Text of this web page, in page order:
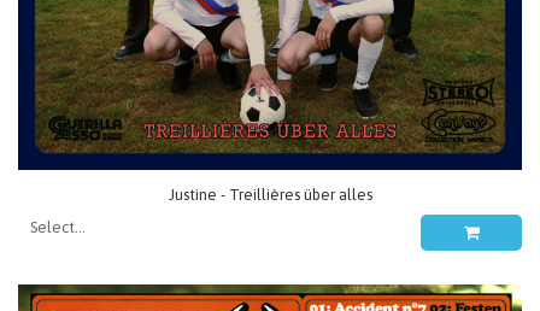
Justine - Treillières über alles